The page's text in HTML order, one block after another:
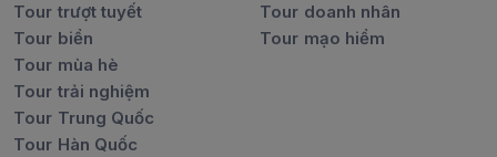
Tour trượt tuyết
Tour biển
Tour mùa hè
Tour trải nghiệm
Tour Trung Quốc
Tour Hàn Quốc
Tour doanh nhân
Tour mạo hiểm